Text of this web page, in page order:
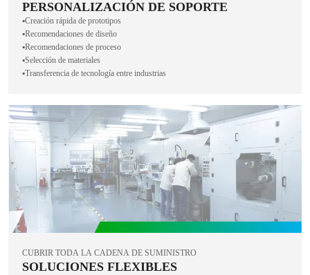
PERSONALIZACIÓN DE SOPORTE
▪️Creación rápida de prototipos
▪️Recomendaciones de diseño
▪️Recomendaciones de proceso
▪️Selección de materiales
▪️Transferencia de tecnología entre industrias
CUBRIR TODA LA CADENA DE SUMINISTRO
SOLUCIONES FLEXIBLES